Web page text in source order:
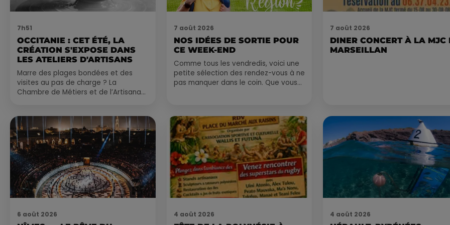
7h51
OCCITANIE : CET ÉTÉ, LA
CRÉATION S'EXPOSE DANS
LES ATELIERS D'ARTISANS
Marre des plages bondées et des
visites au pas de charge ? La
Chambre de Métiers et de l’Artisanat
7 août 2026
NOS IDÉES DE SORTIE POUR
CE WEEK-END
Comme tous les vendredis, voici une
petite sélection des rendez-vous à ne
pas manquer dans le coin. Que vous
7 août 2026
DINER CONCERT À LA MJC
MARSEILLAN
6 août 2026 4 août 2026 4 août 2026